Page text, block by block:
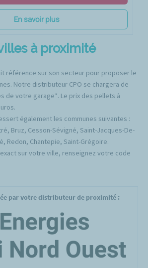
En savoir plus
à proximité
référence sur son secteur pour proposer le
Notre distributeur CPO se chargera de
de votre garage*. Le prix des pellets à
également les communes suivantes :
Bruz, Cesson-Sévigné, Saint-Jacques-De-
Redon, Chantepie, Saint-Grégoire.
sur votre ville, renseignez votre code
par votre distributeur de proximité :